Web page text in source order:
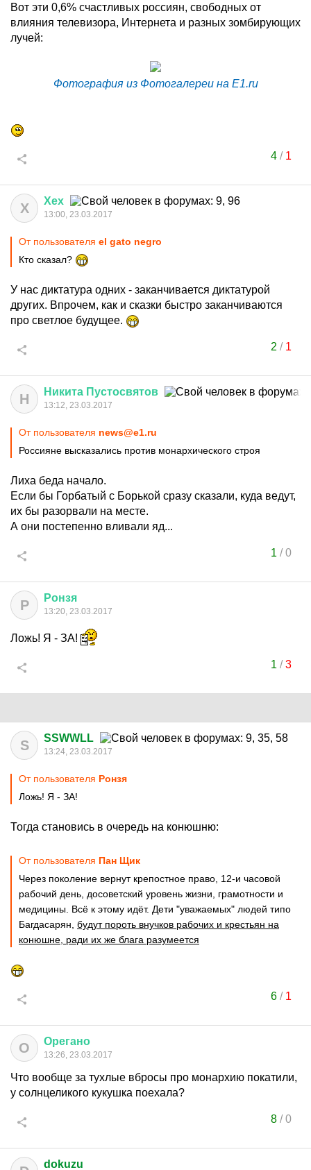
Вот эти 0,6% счастливых россиян, свободных от
влияния телевизора, Интернета и разных зомбирующих
лучей:
Фотография из Фотогалереи на E1.ru
4/ 1
Х Хех
13:00, 23.03.2017
От пользователя el gato negro
Кто сказал?
У нас диктатура одних - заканчивается диктатурой
других. Впрочем, как и сказки быстро заканчиваются
про светлое будущее.
2 / 1
Н Никита Пустосвятов
13:12, 23.03.2017
От пользователя news@e1.ru
Россияне высказались против монархического строя
Лиха беда начало.
Если бы Горбатый с Борькой сразу сказали, куда ведут,
их бы разорвали на месте.
А они постепенно вливали яд...
1 /0
Р Ронзя
13:20, 23.03.2017
Ложь! Я - ЗА!
1 /3
S SSWWLL
13:24, 23.03.2017
От пользователя Ронзя
Ложь! Я - ЗА!
Тогда становись в очередь на конюшню:
От пользователя Пан Щик
Через поколение вернут крепостное право, 12-и часовой
рабочий день, досоветский уровень жизни, грамотности и
медицины. Всё к этому идёт. Дети "уважаемых" людей типо
Багдасарян, будут пороть внучков рабочих и крестьян на
конюшне, ради их же блага разумеется
6/ 1
О Орегано
13:26, 23.03.2017
Что вообще за тухлые вбросы про монархию покатили,
у солнцеликого кукушка поехала?
8/0
dokuzu